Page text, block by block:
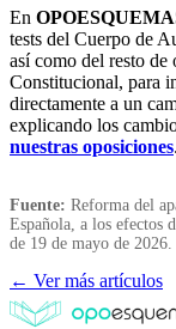
En
tests del Cuerpo de
así como del resto
Constitucional, para
directamente a un
explicando los
nuestras oposiciones
Fuente: Reforma del
Española, a los efectos
de 19 de mayo de 2026.
← Ver más artículos